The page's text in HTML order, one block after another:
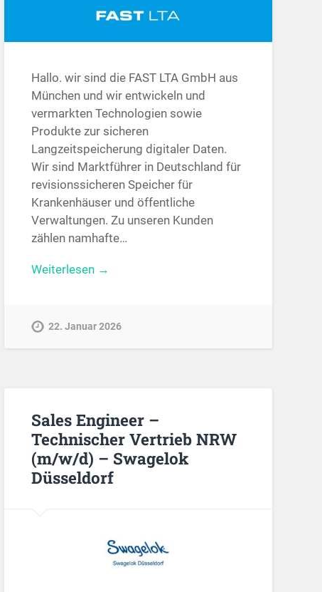
Hallo. wir sind die FAST LTA GmbH aus
München und wir entwickeln und
vermarkten Technologien sowie
Produkte zur sicheren
Langzeitspeicherung digitaler Daten.
Wir sind Marktführer in Deutschland für
revisionssicheren Speicher für
Krankenhäuser und öffentliche
Verwaltungen. Zu unseren Kunden
zählen namhafte…
Weiterlesen →
22. Januar 2026
Sales Engineer –
Technischer Vertrieb NRW
(m/w/d) – Swagelok
Düsseldorf